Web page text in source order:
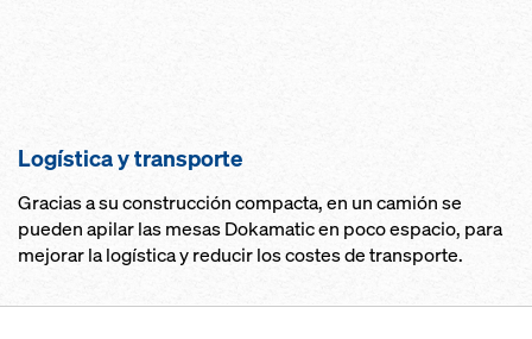
Logísti­ca y transporte
Gracias a su construcción compacta, en un camión se
pueden apilar las mesas Dokamatic en poco espacio, para
mejorar la logística y reducir los costes de transporte.